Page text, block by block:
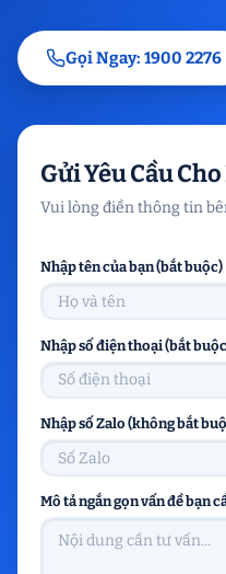
Gọi Ngay: 1900 2276
Gửi Yêu Cầu
Vui lòng điền thông tin
Nhập tên của bạn (bắt buộc)
Nhập số điện thoại (bắt
Nhập số Zalo (không bắt
Mô tả ngắn gọn vấn đề bạn